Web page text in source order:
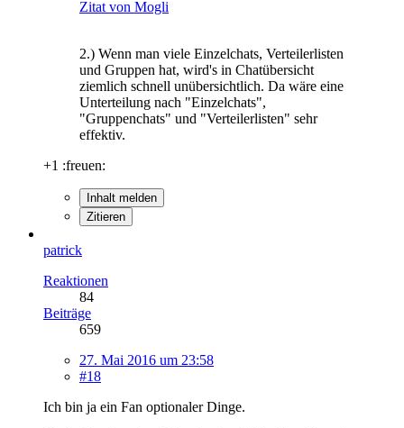
Zitat von Mogli
2.) Wenn man viele Einzelchats, Verteilerlisten
und Gruppen hat, wird's in Chatübersicht
ziemlich schnell unübersichtlich. Da wäre eine
Unterteilung nach "Einzelchats",
"Gruppenchats" und "Verteilerlisten" sehr
effektiv.
+1 :freuen:
Inhalt melden
Zitieren
patrick
Reaktionen
84
Beiträge
659
27. Mai 2016 um 23:58
#18
Ich bin ja ein Fan optionaler Dinge.